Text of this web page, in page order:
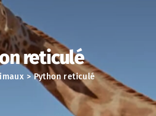
reticulé
>Python reticulé